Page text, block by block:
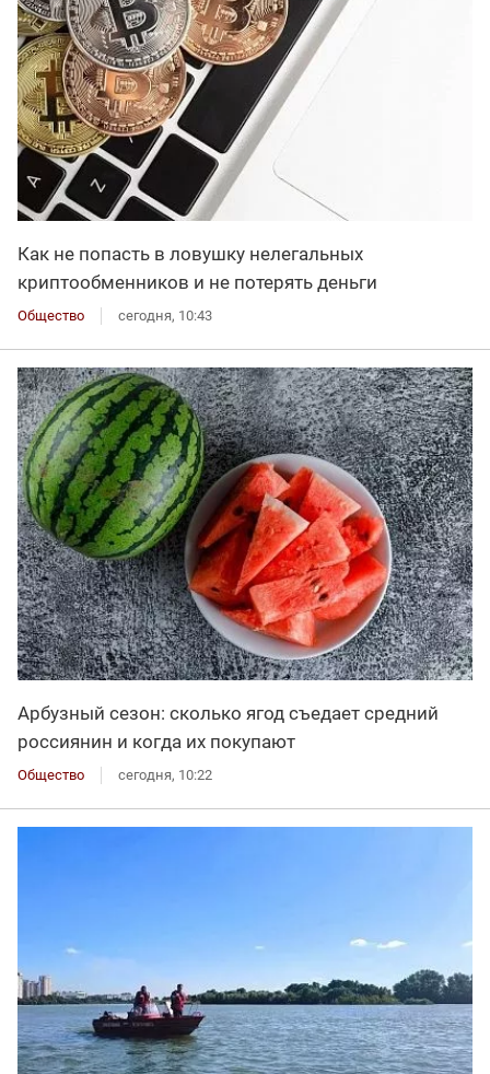
Как не попасть в ловушку нелегальных
криптообменников и не потерять деньги
Общество сегодня, 10:43
Арбузный сезон: сколько ягод съедает средний
россиянин и когда их покупают
Общество сегодня, 10:22